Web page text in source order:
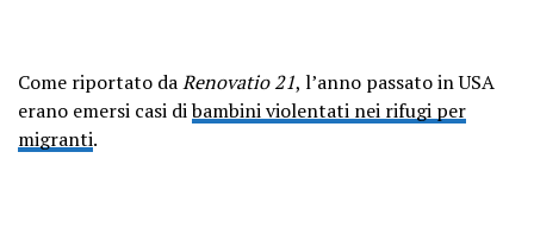
Come riportato daRenovatio 21, l’anno passato in USA
erano emersi casi dibambini violentati nei rifugi per
migranti.